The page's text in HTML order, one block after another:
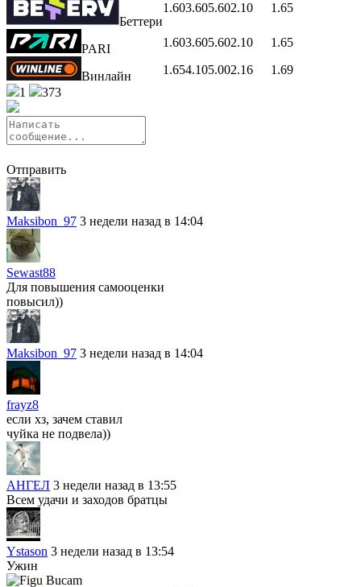
Беттери
1.603.605.602.10 1.65
PARI 1.603.605.602.10 1.65
Винлайн 1.654.105.002.16
1.69
1
373
Отправить
Maksibon_97 3 недели назад в 14:04
Sewast88
Для повышения самооценки
повысил))
Maksibon_97 3 недели назад в 14:04
frayz8
если хз, зачем ставил
чуйка не подвела))
АНГЕЛ 3 недели назад в 13:55
Всем удачи и заходов братцы
Ystason 3 недели назад в 13:54
Ужин